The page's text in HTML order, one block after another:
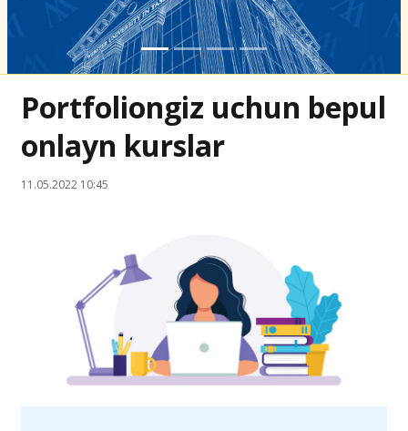
Portfoliongiz uchun bepul
onlayn kurslar
11.05.2022 10:45